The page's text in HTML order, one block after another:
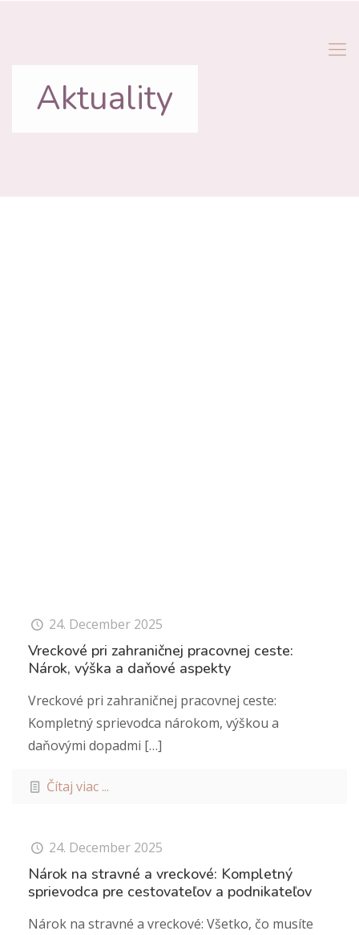
Aktuality
24. December 2025
Vreckové pri zahraničnej pracovnej ceste:
Nárok, výška a daňové aspekty
Vreckové pri zahraničnej pracovnej ceste:
Kompletný sprievodca nárokom, výškou a
daňovými dopadmi […]
Čítaj viac ...
24. December 2025
Nárok na stravné a vreckové: Kompletný
sprievodca pre cestovateľov a podnikateľov
Nárok na stravné a vreckové: Všetko, čo musíte